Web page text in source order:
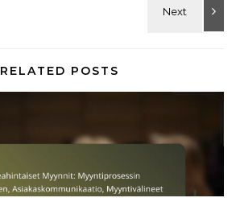
RELATED POSTS